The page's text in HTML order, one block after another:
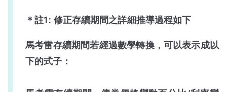
＊註1: 修正存續期間之詳細推導過程如下
馬考雷存續期間若經過數學轉換，可以表示成以
下的式子：